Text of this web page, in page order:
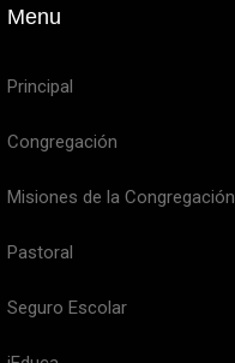
Menu
Principal
Congregación
Misiones de la Congregación
Pastoral
Seguro Escolar